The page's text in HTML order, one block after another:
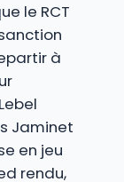
le RCT
à
Jaminet
en jeu
rendu,